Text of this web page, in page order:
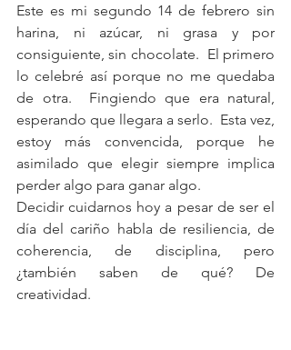
Este es mi segundo 14 de febrero sin
harina, ni azúcar, ni grasa y por
consiguiente, sin chocolate.  El primero
lo celebré así porque no me quedaba
de otra.  Fingiendo que era natural,
esperando que llegara a serlo.  Esta vez,
estoy más convencida, porque he
asimilado que elegir siempre implica
perder algo para ganar algo.
Decidir cuidarnos hoy a pesar de ser el
día del cariño habla de resiliencia, de
coherencia, de disciplina, pero
¿también saben de qué? De
creatividad.